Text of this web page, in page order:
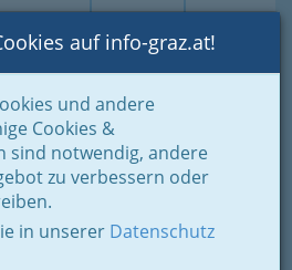
Suche Login Toggle
auf info-graz.at!
und andere
Cookies &
sind notwendig, andere
zu verbessern oder
in unserer Datenschutz
& Beauty
und Pflege
Seiersberg